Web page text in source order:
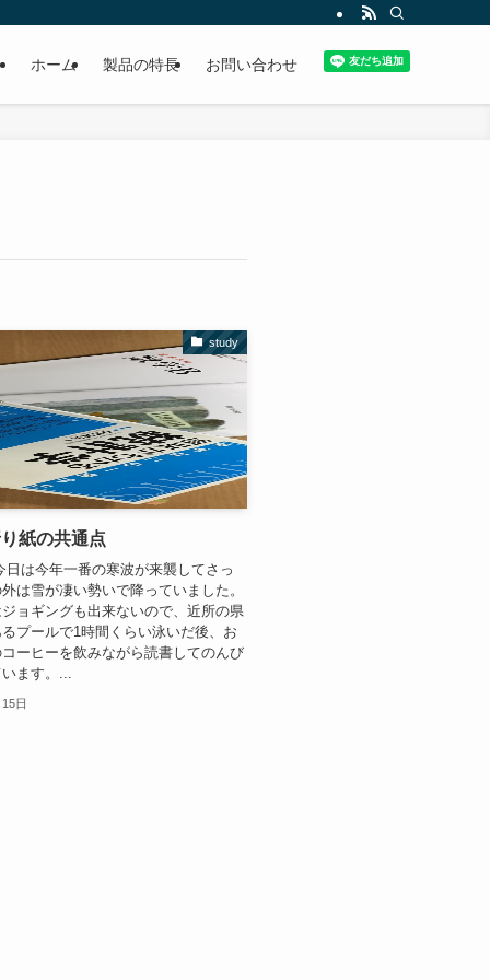
ホーム 製品の特長 お問い合わせ
study
紙の共通点
日は今年一番の寒波が来襲してさっ
は雪が凄い勢いで降っていました。
ョギングも出来ないので、近所の県
プールで1時間くらい泳いだ後、お
ーヒーを飲みながら読書してのんび
ます。...
日